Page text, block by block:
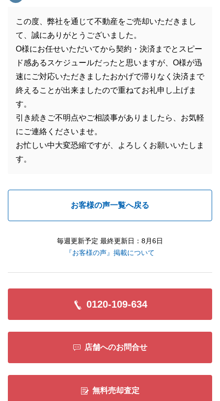
この度、弊社を通じて不動産をご売却いただきまし
て、誠にありがとうございました。
O様にお任せいただいてから契約・決済までとスピー
ド感あるスケジュールだったと思いますが、O様が迅
速にご対応いただきましたおかげで滞りなく決済まで
終えることが出来ましたので重ねてお礼申し上げま
す。
引き続きご不明点やご相談事がありましたら、お気軽
にご連絡くださいませ。
お忙しい中大変恐縮ですが、よろしくお願いいたしま
す。
お客様の声一覧へ戻る
毎週更新予定 最終更新日：8月6日
『お客様の声』掲載について
0120-109-634
店舗へのお問合せ
無料売却査定